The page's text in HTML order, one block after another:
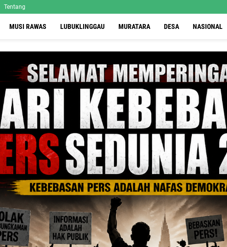
Tentang
MUSI RAWAS LUBUKLINGGAU MURATARA DESA NASIONAL